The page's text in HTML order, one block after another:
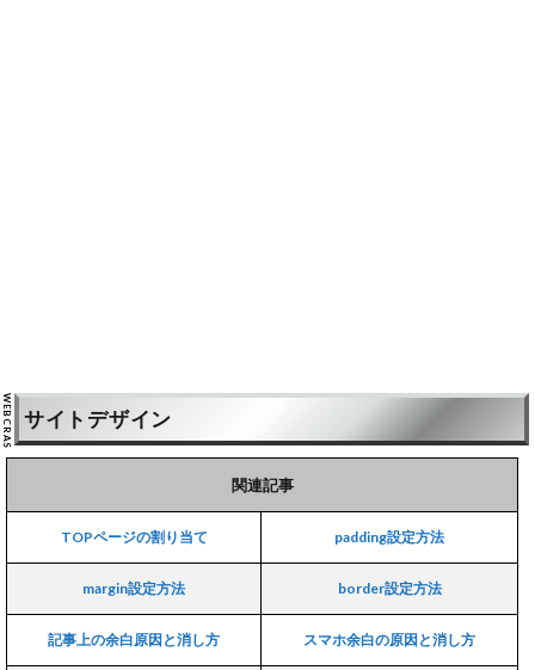
サイトデザイン
関連記事
TOPページの割り当て padding設定方法
margin設定方法 border設定方法
記事上の余白原因と消し方 スマホ余白の原因と消し方